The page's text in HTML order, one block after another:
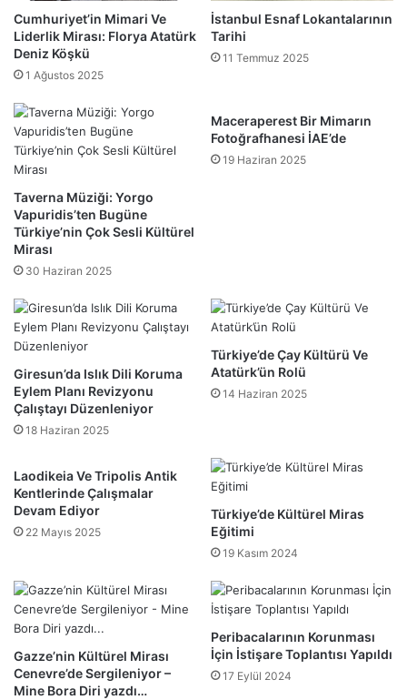
Cumhuriyet’in Mimari Ve
Liderlik Mirası: Florya Atatürk
Deniz Köşkü
1 Ağustos 2025
İstanbul Esnaf Lokantalarının
Tarihi
11 Temmuz 2025
Taverna Müziği: Yorgo
Vapuridis’ten Bugüne
Türkiye’nin Çok Sesli Kültürel
Mirası
30 Haziran 2025
Maceraperest Bir Mimarın
Fotoğrafhanesi İAE’de
19 Haziran 2025
Giresun’da Islık Dili Koruma
Eylem Planı Revizyonu
Çalıştayı Düzenleniyor
18 Haziran 2025
Türkiye’de Çay Kültürü Ve
Atatürk’ün Rolü
14 Haziran 2025
Laodikeia Ve Tripolis Antik
Kentlerinde Çalışmalar
Devam Ediyor
22 Mayıs 2025
Türkiye’de Kültürel Miras
Eğitimi
19 Kasım 2024
Gazze’nin Kültürel Mirası
Cenevre’de Sergileniyor –
Mine Bora Diri yazdı…
Peribacalarının Korunması
İçin İstişare Toplantısı Yapıldı
17 Eylül 2024